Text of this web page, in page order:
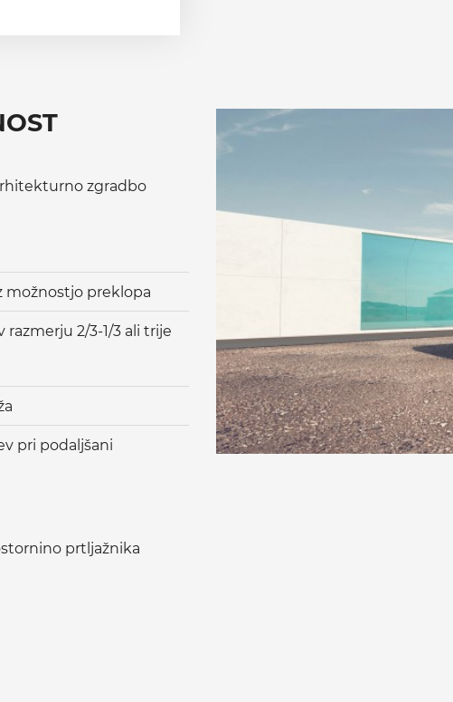
zgradbo
možnostjo preklopa
razmerju 2/3-1/3 ali trije
pri podaljšani
prtljažnika